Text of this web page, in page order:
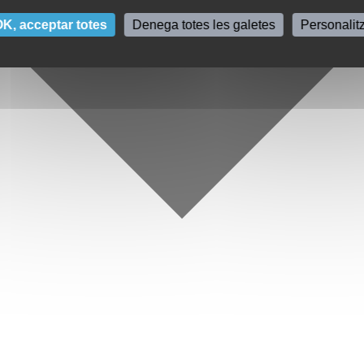
acceptar totes Denega totes les galetes